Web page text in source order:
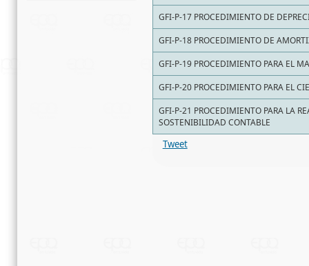
GFI-P-17 PROCEDIMIENTO DE
GFI-P-18 PROCEDIMIENTO DE
GFI-P-19 PROCEDIMIENTO PARA EL
GFI-P-20 PROCEDIMIENTO PARA EL
GFI-P-21 PROCEDIMIENTO PARA LA
SOSTENIBILIDAD CONTABLE
Tweet